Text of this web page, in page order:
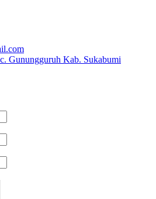
Gunungguruh Kab. Sukabumi